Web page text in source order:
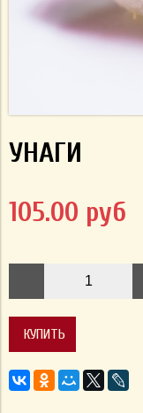
УНАГИ
105.00 руб
КУПИТЬ